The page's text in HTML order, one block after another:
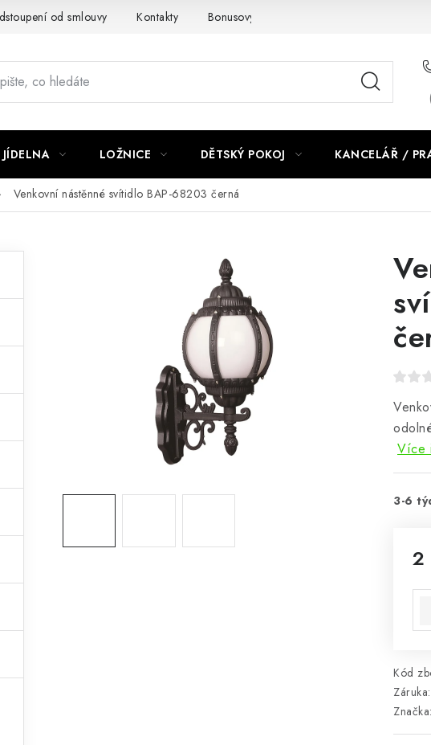
od smlouvy Kontakty Bonusový program NBM+
LOŽNICE DĚTSKÝ POKOJ KANCELÁŘ /
Venkovní nástěnné svítidlo BAP-68203 černá
Více
3-6
2
Kód
Záruka: